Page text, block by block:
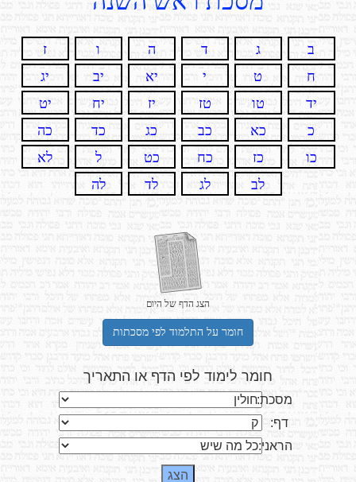
ב ג ד ה ו
ז
ח
ט י יא יב
יג
יד
טו טז יז יח
יט
כ
כא כב כג כד
כה
כו
כז כח כט ל
לא
לב
לג לד לה
הצג הדף של היום
חומר על התלמוד לפי מסכתות
חומר לימוד לפי הדף או התאריך
מסכת:
דף:
הראני: